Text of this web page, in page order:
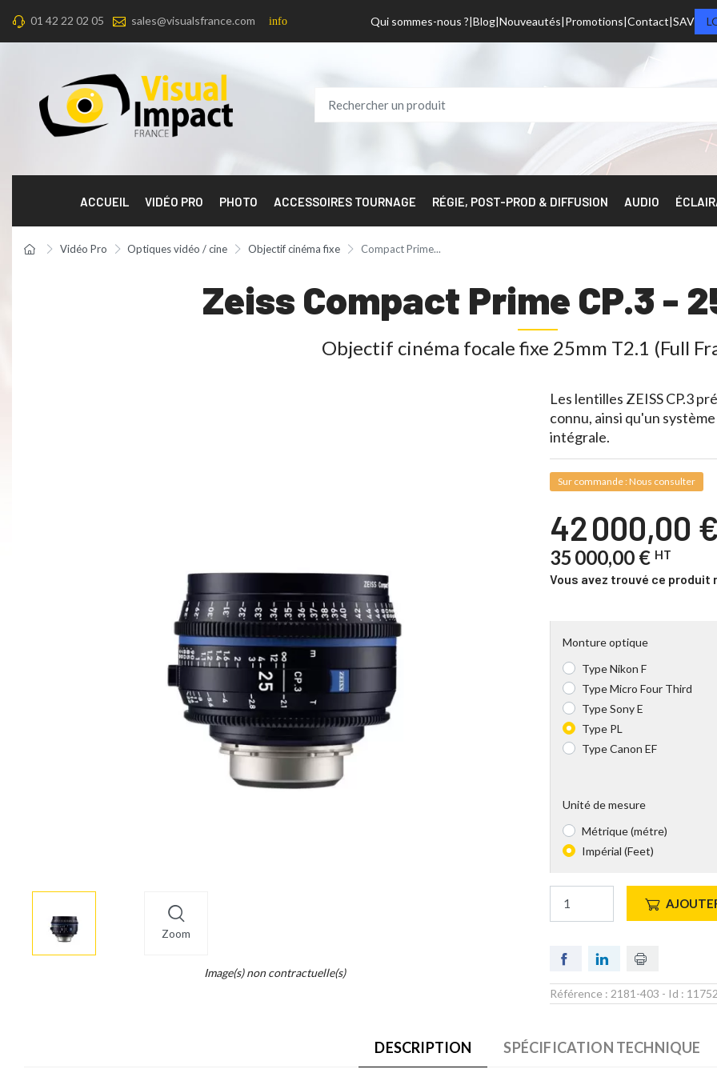
01 42 22 02 05 sales@visualsfrance.com info Qui sommes-nous ? Blog Nouveautés Promotions Contact SAV
ACCUEIL VIDÉO PRO PHOTO ACCESSOIRES TOURNAGE RÉGIE, POST-PROD & DIFFUSION AUDIO
Vidéo Pro Optiques vidéo / cine Objectif cinéma fixe Compact Prime...
Zeiss Compact Prime CP.3 -
Objectif cinéma focale fixe 25mm T2.1 (Full
Zoom
More
info
Image(s) non contractuelle(s)
Les lentilles ZEISS CP.3
connu, ainsi qu'un
intégrale.
Sur commande : Nous consulter
42 000,00 €
35 000,00 € HT
Vous avez trouvé ce produit
Monture optique
Type Nikon F
Type Micro Four Third
Type Sony E
Type PL
Type Canon EF
Unité de mesure
Métrique (métre)
Impérial (Feet)
Référence : 2181-403 - Id :
DESCRIPTION SPÉCIFICATION TECHNIQUE